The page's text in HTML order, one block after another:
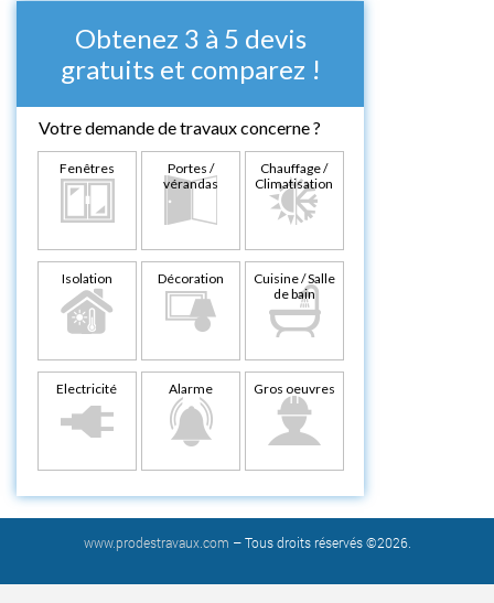
Obtenez 3 à 5 devis
gratuits et comparez !
Votre demande de travaux concerne ?
Fenêtres
Portes /
vérandas
Chauffage /
Climatisation
Isolation Décoration
Cuisine / Salle
de bain
Electricité Alarme Gros oeuvres
www.prodestravaux.com – Tous droits réservés ©2026.